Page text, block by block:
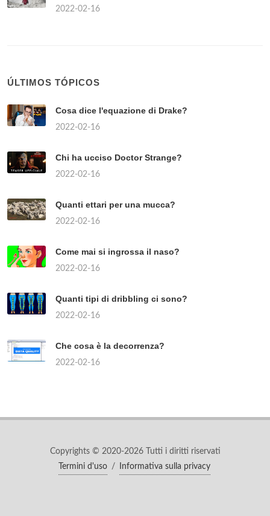
2022-02-16
ÚLTIMOS TÓPICOS
Cosa dice l'equazione di Drake?
2022-02-16
Chi ha ucciso Doctor Strange?
2022-02-16
Quanti ettari per una mucca?
2022-02-16
Come mai si ingrossa il naso?
2022-02-16
Quanti tipi di dribbling ci sono?
2022-02-16
Che cosa è la decorrenza?
2022-02-16
Copyrights © 2020-2026 Tutti i diritti riservati
Termini d'uso
/ Informativa sulla privacy